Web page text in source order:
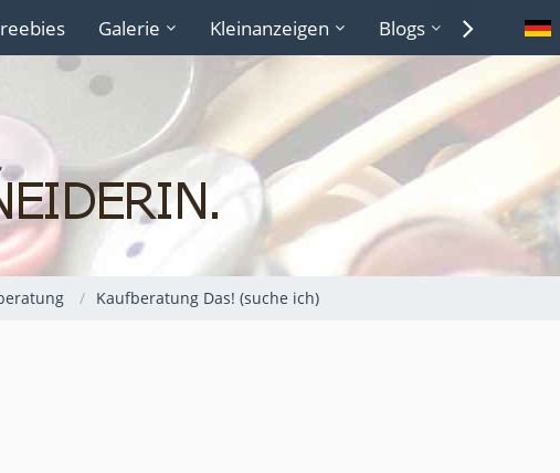
Galerie Kleinanzeigen Blogs Lexikon
Kaufberatung Das! (suche ich)